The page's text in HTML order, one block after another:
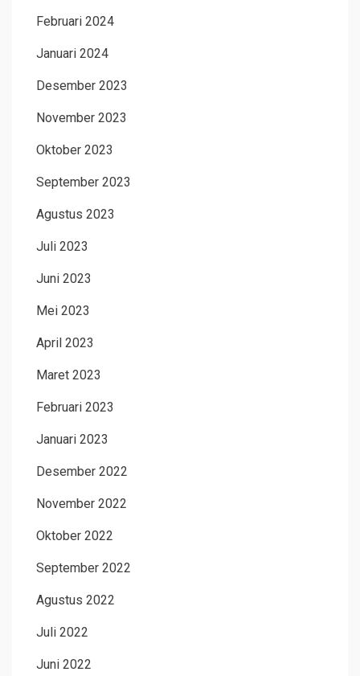
Februari 2024
Januari 2024
Desember 2023
November 2023
Oktober 2023
September 2023
Agustus 2023
Juli 2023
Juni 2023
Mei 2023
April 2023
Maret 2023
Februari 2023
Januari 2023
Desember 2022
November 2022
Oktober 2022
September 2022
Agustus 2022
Juli 2022
Juni 2022